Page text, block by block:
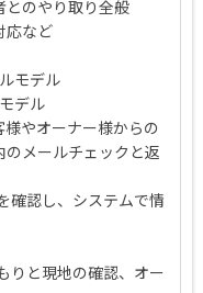
とのやり取り全般
応など
モデル
デル
やオーナー様からの
のメールチェックと返
認し、システムで情
と現地の確認、オー